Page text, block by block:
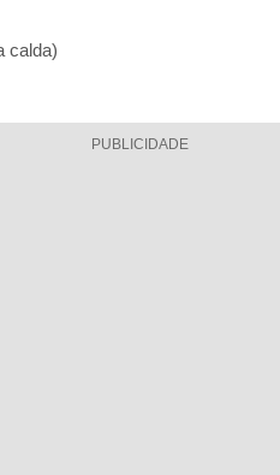
calda)
PUBLICIDADE